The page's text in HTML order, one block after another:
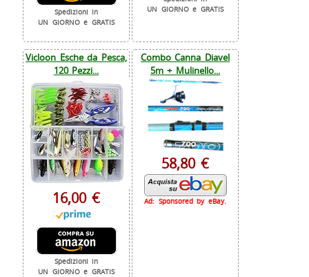
Spedizioni in
UN GIORNO e GRATIS
UN GIORNO e GRATIS
Vicloon Esche da Pesca,
120 Pezzi...
16,00 €
Spedizioni in
UN GIORNO e GRATIS
Combo Canna Diavel
5m + Mulinello...
58,80 €
Ad: Sponsored by eBay.